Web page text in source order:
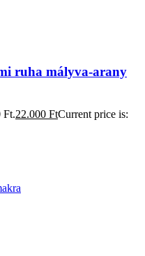
ruha mályva-arany
Ft.22.000 FtCurrent price is: